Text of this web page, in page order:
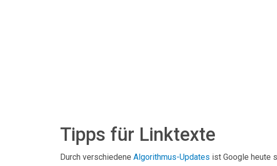
Tipps für Linktexte
Durch verschiedene Algorithmus-Updates ist Google heute